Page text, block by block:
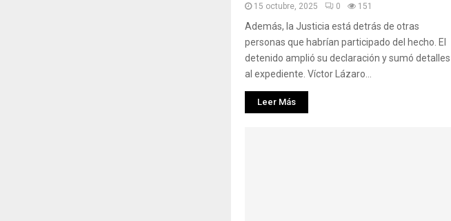
15 octubre, 2025 0 151
Además, la Justicia está detrás de otras
personas que habrían participado del hecho. El
detenido amplió su declaración y sumó detalles
al expediente. Víctor Lázaro...
Leer Más